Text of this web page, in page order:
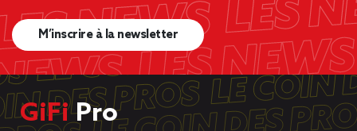
M’inscrire à la newsletter
GiFiPro